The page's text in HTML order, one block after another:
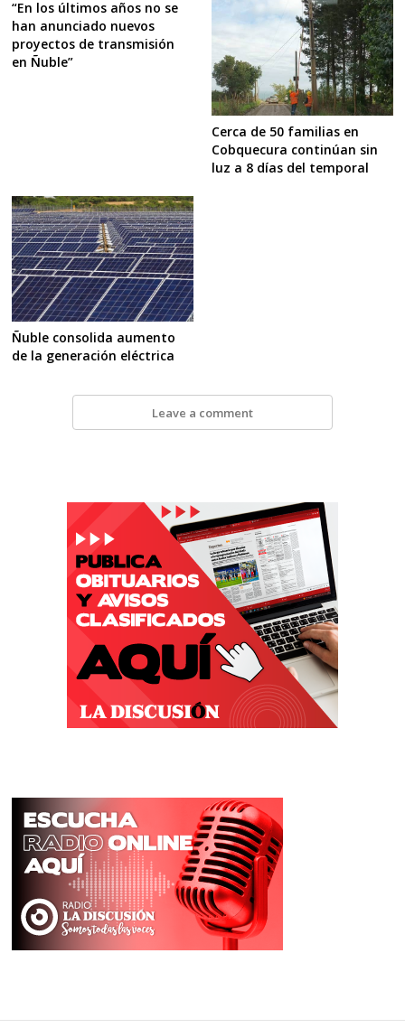
“En los últimos años no se
han anunciado nuevos
proyectos de transmisión
en Ñuble”
Cerca de 50 familias en
Cobquecura continúan sin
luz a 8 días del temporal
Ñuble consolida aumento
de la generación eléctrica
Leave a comment